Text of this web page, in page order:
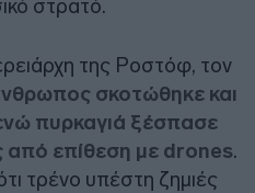
στρατό.
της Ροστόφ, τον
σκοτώθηκε και
πυρκαγιά ξέσπασε
από επίθεση με drones.
τρένο υπέστη ζημιές